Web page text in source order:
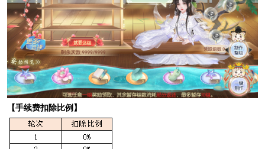
【手续费扣除比例】